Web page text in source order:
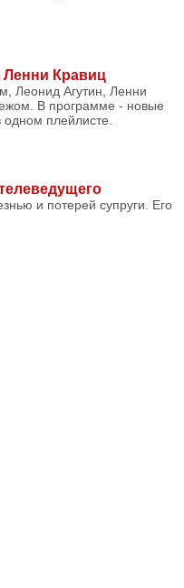
Ленни Кравиц
Леонид Агутин, Ленни
В программе - новые
плейлисте.
и потерей супруги. Его